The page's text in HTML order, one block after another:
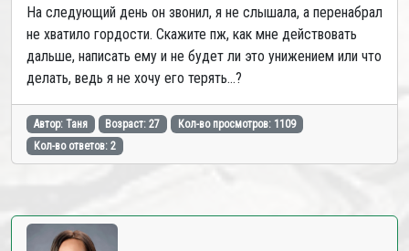
На следующий день он звонил, я не слышала, а перенабрал
не хватило гордости. Скажите пж, как мне действовать
дальше, написать ему и не будет ли это унижением или что
делать, ведь я не хочу его терять...?
Автор: Таня Возраст: 27
Кол-во просмотров: 1109
Кол-во ответов: 2